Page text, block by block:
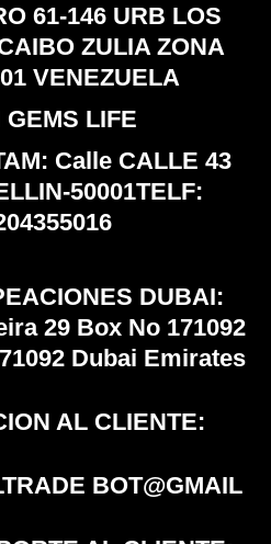
61-146 URB LOS
ZULIA ZONA
VENEZUELA
GEMS LIFE
Calle CALLE 43
50001TELF:
DUBAI:
29 Box No 171092
Dubai Emirates
AL CLIENTE:
BOT@GMAIL